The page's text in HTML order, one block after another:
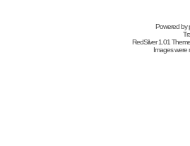
Powered by
RedSilver 1.01
Images were